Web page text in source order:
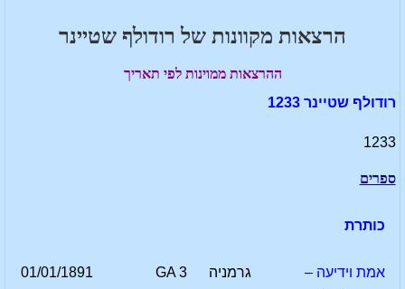
הרצאות מקוונות של רודולף שטיינר
ההרצאות ממוינות לפי תאריך
רודולף שטיינר 1233
1233
ספרים
כותרת
אמת וידיעה –
גרמניה GA 3
01/01/1891